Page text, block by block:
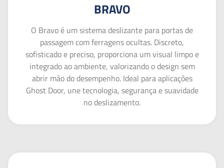
BRAVO
O Bravo é um sistema deslizante para portas de
passagem com ferragens ocultas. Discreto,
sofisticado e preciso, proporciona um visual limpo e
integrado ao ambiente, valorizando o design sem
abrir mão do desempenho. Ideal para aplicações
Ghost Door, une tecnologia, segurança e suavidade
no deslizamento.